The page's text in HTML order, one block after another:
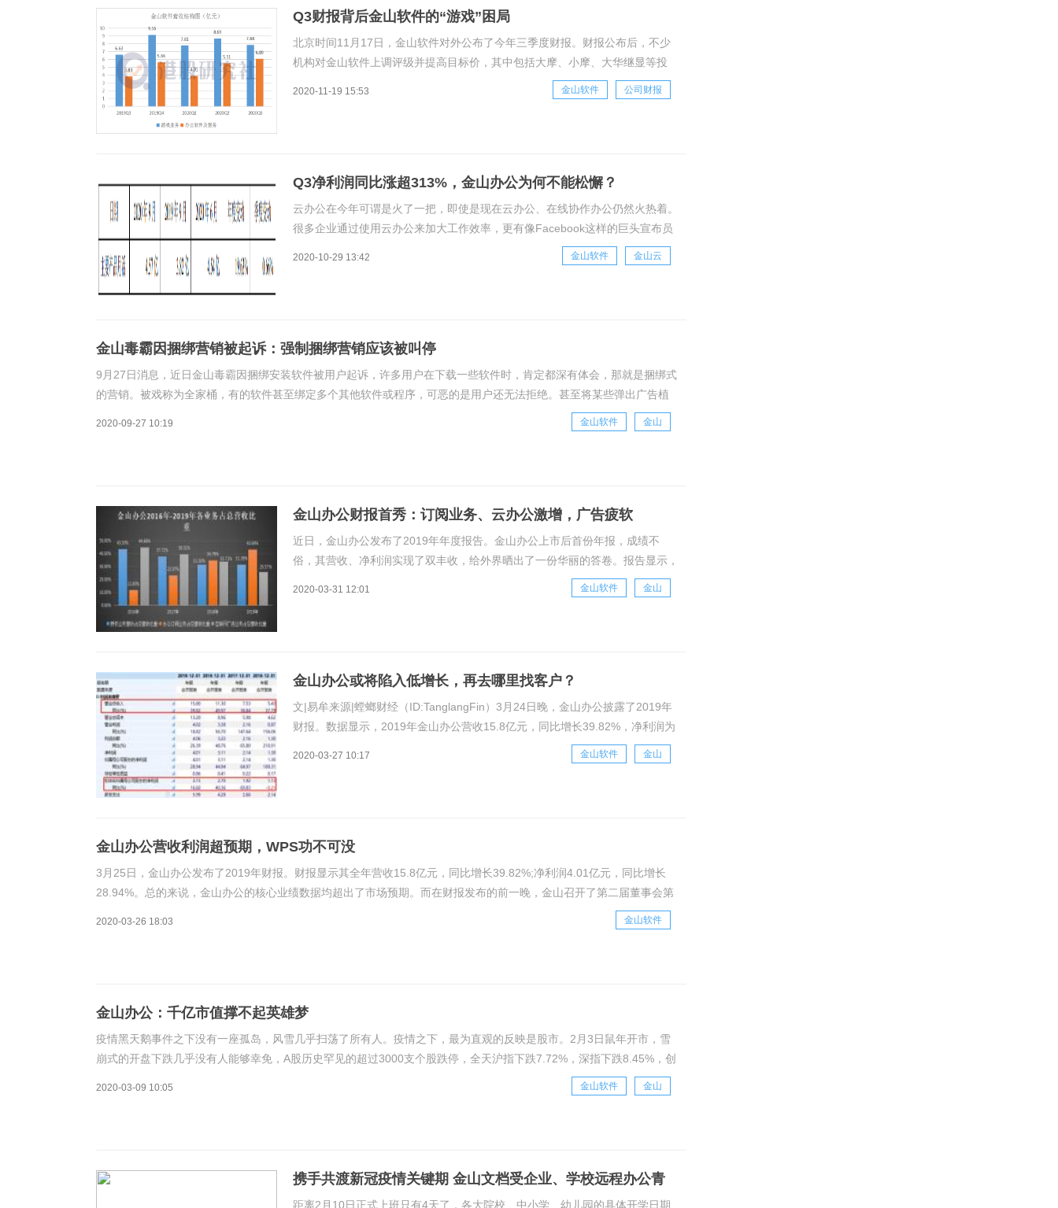
Q3财报背后金山软件的“游戏”困局
北京时间11月17日，金山软件对外公布了今年三季度财报。财报公布后，不少
机构对金山软件上调评级并提高目标价，其中包括大摩、小摩、大华继显等投
行;在富途最新一期分析师预测当中，对金山软件的目标价甚至高达55.3港元。
作为国内领先的应用产品和服务供应商，金山软件当然有其值得肯定的层面。其
2020-11-19 15:53 金山软件 公司财报
Q3净利润同比涨超313%，金山办公为何不能松懈？
云办公在今年可谓是火了一把，即使是现在云办公、在线协作办公仍然火热着。
很多企业通过使用云办公来加大工作效率，更有像Facebook这样的巨头宣布员
工可以永久在家办公，可见云办公在悄然地改变我们的工作和生活方式。金山办
公在10月26日公布了其2020年第三季度财报，受此财报影响，金山办公在A股
2020-10-29 13:42 金山软件 金山云
金山毒霸因捆绑营销被起诉：强制捆绑营销应该被叫停
9月27日消息，近日金山毒霸因捆绑安装软件被用户起诉，许多用户在下载一些软件时，肯定都深有体会，那就是捆绑式
的营销。被戏称为全家桶，有的软件甚至绑定多个其他软件或程序，可恶的是用户还无法拒绝。甚至将某些弹出广告植
入到软件程序中，用户在打开软件或者电脑时，不经意间就会弹出广告。这种情况不用多想，自然是
2020-09-27 10:19 金山软件 金山
金山办公财报首秀：订阅业务、云办公激增，广告疲软
近日，金山办公发布了2019年年度报告。金山办公上市后首份年报，成绩不
俗，其营收、净利润实现了双丰收，给外界晒出了一份华丽的答卷。报告显示，
金山办公2019年全年实现业务收入15.80亿元人民币，同比39.82%;实现净利润
4.01亿元，同比增长28.94%。业绩公布当天，受财报利好影响，股价较开盘
2020-03-31 12:01 金山软件 金山
金山办公或将陷入低增长，再去哪里找客户？
文|易牟来源|螳螂财经（ID:TanglangFin）3月24日晚，金山办公披露了2019年
财报。数据显示，2019年金山办公营收15.8亿元，同比增长39.82%，净利润为
4.01亿元，扣非净利润3.15亿，同比增长16.6%。值得一提的是，这是它在科创
2020-03-27 10:17 金山软件 金山
金山办公营收利润超预期，WPS功不可没
3月25日，金山办公发布了2019年财报。财报显示其全年营收15.8亿元，同比增长39.82%;净利润4.01亿元，同比增长
28.94%。总的来说，金山办公的核心业绩数据均超出了市场预期。而在财报发布的前一晚，金山召开了第二届董事会第
2020-03-26 18:03 金山软件
金山办公：千亿市值撑不起英雄梦
疫情黑天鹅事件之下没有一座孤岛，风雪几乎扫荡了所有人。疫情之下，最为直观的反映是股市。2月3日鼠年开市，雪
崩式的开盘下跌几乎没有人能够幸免，A股历史罕见的超过3000支个股跌停，全天沪指下跌7.72%，深指下跌8.45%，创
2020-03-09 10:05 金山软件 金山
携手共渡新冠疫情关键期 金山文档受企业、学校远程办公青
睐
距离2月10日正式上班只有4天了，各大院校、中小学、幼儿园的具体开学日期